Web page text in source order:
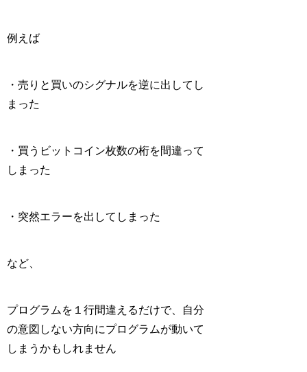
例えば
・売りと買いのシグナルを逆に出してし
まった
・買うビットコイン枚数の桁を間違って
しまった
・突然エラーを出してしまった
など、
プログラムを１行間違えるだけで、自分
の意図しない方向にプログラムが動いて
しまうかもしれません